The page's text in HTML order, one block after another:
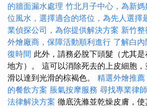
的牆面漏水處理 竹北月子中心，為新
位風水，選擇適合的塔位，為先人選擇
業偵探公司，為你提供解決方案 新竹
外燴廠商，保障活動順利進行 了解白
復時間 此外，請務必脫下頭髮（尤其
地方）。 這可以消除死去的上皮細胞
滑以達到光滑的棕褐色。 精選外燴推
的餐飲方案 脹氣按摩服務 尋找專業律
法律解決方案 徹底洗滌並乾燥皮膚，